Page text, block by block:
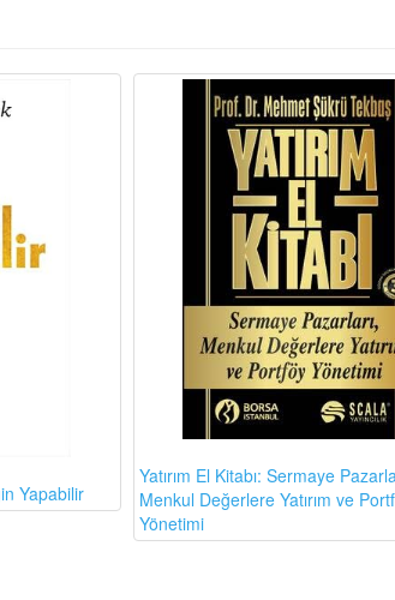
Yapabilir
Yatırım El Kitabı: Sermaye
Menkul Değerlere Yatırım ve
Yönetimi